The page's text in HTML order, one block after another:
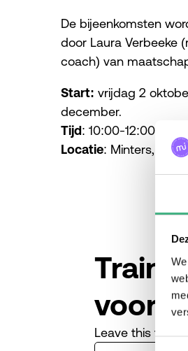
De bijeenkomsten
door Laura Verbeeke
coach) van
Start: vrijdag 2
december.
Tijd: 10:00-12:00
Locatie: Minters,
voor
Leave this field